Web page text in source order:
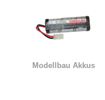
Modellbau Akkus